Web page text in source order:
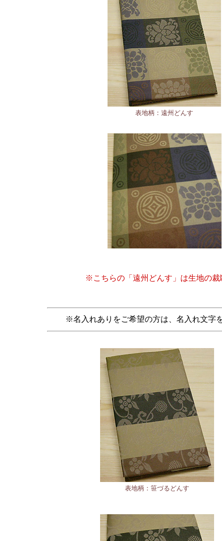
表地柄：遠州どんす
※こちらの「遠州どんす」は生地の
※名入れありをご希望の方は、名入れ文字
表地柄：笹づるどんす